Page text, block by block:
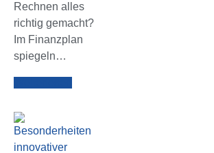
Rechnen alles
richtig gemacht?
Im Finanzplan
spiegeln…